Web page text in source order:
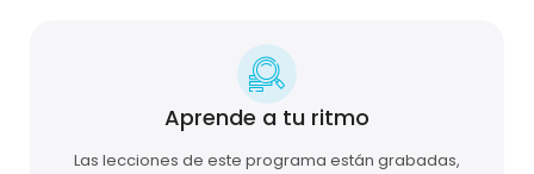
Aprende a tu ritmo
Las lecciones de este programa están grabadas,